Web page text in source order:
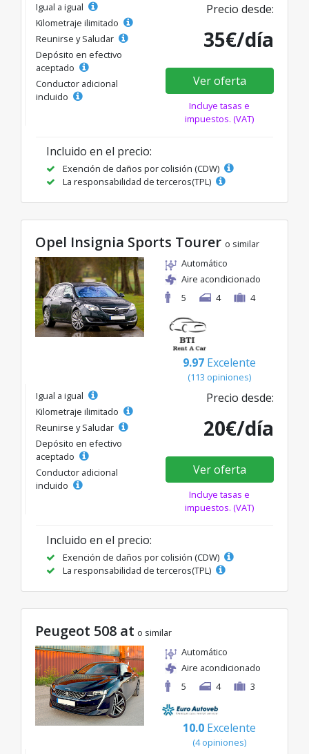
Igual a igual
Kilometraje ilimitado
Reunirse y Saludar
Depósito en efectivo
aceptado
Conductor adicional
incluido
Precio desde:
35€/día
Ver oferta
Incluye tasas e
impuestos. (VAT)
Incluido en el precio:
Exención de daños por colisión (CDW)
La responsabilidad de terceros(TPL)
Opel Insignia Sports Tourer o similar
Automático
Aire acondicionado
5
4 4
9.97 Excelente
(113 opiniones)
Igual a igual
Kilometraje ilimitado
Reunirse y Saludar
Depósito en efectivo
aceptado
Conductor adicional
incluido
Precio desde:
20€/día
Ver oferta
Incluye tasas e
impuestos. (VAT)
Incluido en el precio:
Exención de daños por colisión (CDW)
La responsabilidad de terceros(TPL)
Peugeot 508 at o similar
Automático
Aire acondicionado
5
4 3
10.0 Excelente
(4 opiniones)